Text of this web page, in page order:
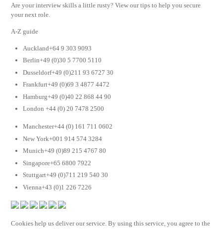
Are your interview skills a little rusty? View our tips to help you secure
your next role.
A-Z guide
Auckland+64 9 303 9093
Berlin+49 (0)30 5 7700 5110
Dusseldorf+49 (0)211 93 6727 30
Frankfurt+49 (0)69 3 4877 4472
Hamburg+49 (0)40 22 868 44 90
London +44 (0) 20 7478 2500
Manchester+44 (0) 161 711 0602
New York+001 914 574 3284
Munich+49 (0)89 215 4767 80
Singapore+65 6800 7922
Stuttgart+49 (0)711 219 540 30
Vienna+43 (0)1 226 7226
Cookies help us deliver our service. By using this service, you agree to the